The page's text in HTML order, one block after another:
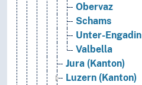
Obervaz
Schams
Unter-Engadin
Valbella
Jura (Kanton)
Luzern (Kanton)